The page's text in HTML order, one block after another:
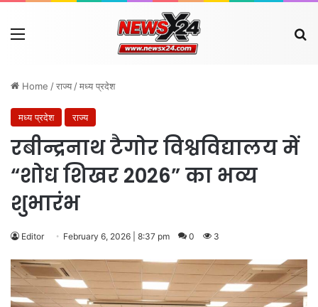
Menu
Home /राज्य /मध्य प्रदेश
मध्य प्रदेश राज्य
रबीन्द्रनाथ टैगोर विश्वविद्यालय में
“शोध शिखर 2026” का भव्य
शुभारंभ
Editor February 6, 2026 | 8:37 pm 0 3